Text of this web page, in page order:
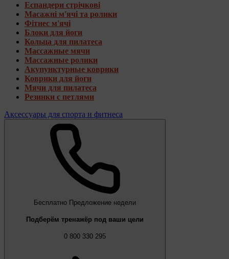
Еспандери стрічкові
Масажні м'ячі та ролики
Фітнес м'ячі
Блоки для йоги
Кольца для пилатеса
Массажные мячи
Массажные ролики
Акупунктурные коврики
Коврики для йоги
Мячи для пилатеса
Резинки с петлями
Аксессуары для спорта и фитнеса
Бесплатно Предложение недели
Подберём тренажёр под ваши цели
0 800 330 295